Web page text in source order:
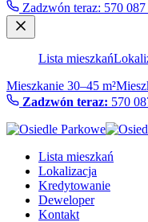
Zadzwón teraz: 570
Lista mieszkań
Mieszkanie 30–45 m²
Zadzwón teraz: 570
Lista mieszkań
Lokalizacja
Kredytowanie
Deweloper
Kontakt